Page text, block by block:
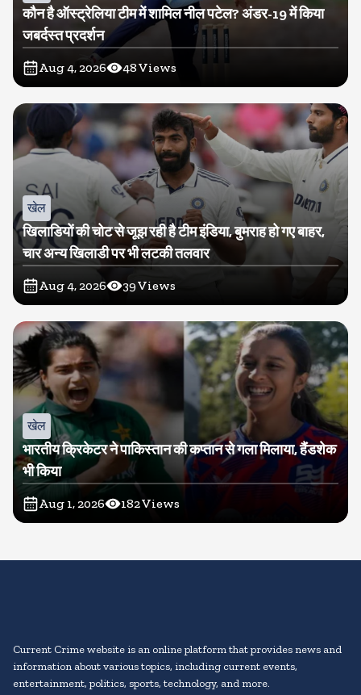
कौन है ऑस्ट्रेलिया टीम में शामिल नील पटेल? अंडर-19 में किया
जबर्दस्त प्रदर्शन
Aug 4, 2026 48Views
खेल
खिलाडियों की चोट से जूझ रही है टीम इंडिया, बुमराह हो गए बाहर,
चार अन्य खिलाडी पर भी लटकी तलवार
Aug 4, 2026 39Views
खेल
भारतीय क्रिकेटर ने पाकिस्तान की कप्तान से गला मिलाया, हैंडशेक
भी किया
Aug 1, 2026 182Views
Current Crime website is an online platform that provides news and
information about various topics, including current events,
entertainment, politics, sports, technology, and more.